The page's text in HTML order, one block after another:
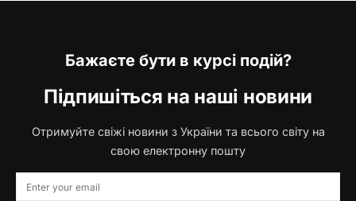
Бажаєте бути в курсі подій?
Підпишіться на наші новини
Отримуйте свіжі новини з України та всього світу на
свою електронну пошту